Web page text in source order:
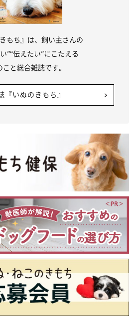
きもち』は、飼い主さんの
”“伝えたい”にこたえる
こと総合雑誌です。
『いぬのきもち』